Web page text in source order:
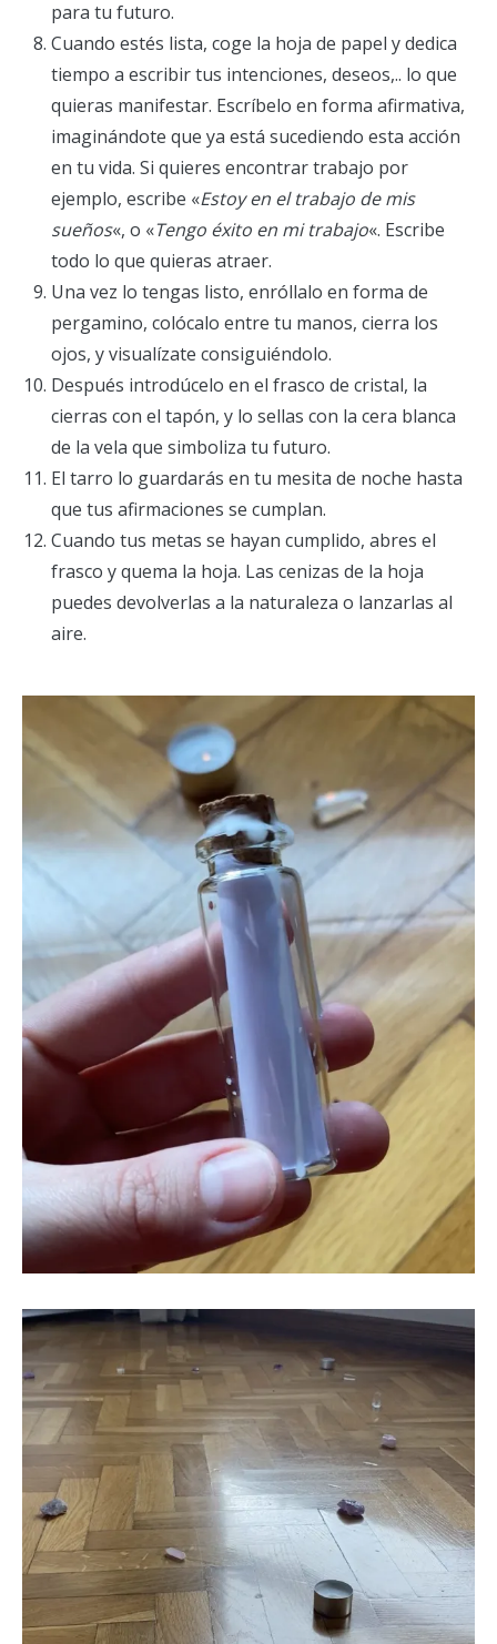
para tu futuro.
Cuando estés lista, coge la hoja de papel y dedica
tiempo a escribir tus intenciones, deseos,.. lo que
quieras manifestar. Escríbelo en forma afirmativa,
imaginándote que ya está sucediendo esta acción
en tu vida. Si quieres encontrar trabajo por
ejemplo, escribe «Estoy en el trabajo de mis
sueños«, o «Tengo éxito en mi trabajo«. Escribe
todo lo que quieras atraer.
Una vez lo tengas listo, enróllalo en forma de
pergamino, colócalo entre tu manos, cierra los
ojos, y visualízate consiguiéndolo.
Después introdúcelo en el frasco de cristal, la
cierras con el tapón, y lo sellas con la cera blanca
de la vela que simboliza tu futuro.
El tarro lo guardarás en tu mesita de noche hasta
que tus afirmaciones se cumplan.
Cuando tus metas se hayan cumplido, abres el
frasco y quema la hoja. Las cenizas de la hoja
puedes devolverlas a la naturaleza o lanzarlas al
aire.